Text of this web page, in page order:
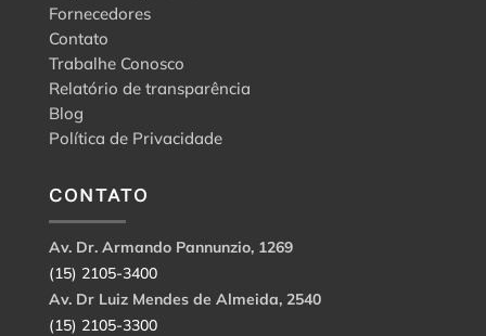
Fornecedores
Contato
Trabalhe Conosco
Relatório de transparência
Blog
Política de Privacidade
CONTATO
Av. Dr. Armando Pannunzio, 1269
(15) 2105-3400
Av. Dr Luiz Mendes de Almeida, 2540
(15) 2105-3300